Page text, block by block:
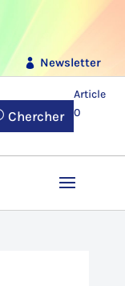
Newsletter
Chercher
Article
0